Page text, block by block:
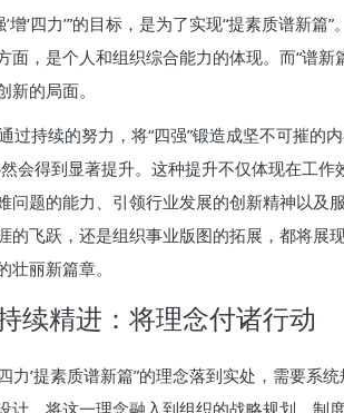
’增‘四力’”的目标，是为了实现“提素质谱新篇
面，是个人和组织综合能力的体现。而“谱新
的局面。
过持续的努力，将“四强”锻造成坚不可摧的
会得到显著提升。这种提升不仅体现在工
问题的能力、引领行业发展的创新精神以及
的飞跃，还是组织事业版图的拓展，都将展
丽新篇章。
续精进：将理念付诸行动
四力’提素质谱新篇”的理念落到实处，需要系
计，将这一理念融入到组织的战略规划、制